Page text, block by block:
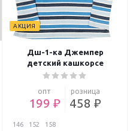
АКЦИЯ
Дш-1-ка Джемпер
детский кашкорсе
опт
199 ₽
розница
458 ₽
146 152 158